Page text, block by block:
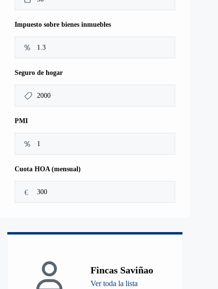
Impuesto sobre bienes inmuebles
Seguro de hogar
PMI
Cuota HOA (mensual)
€
Fincas Saviñao
Ver toda la lista